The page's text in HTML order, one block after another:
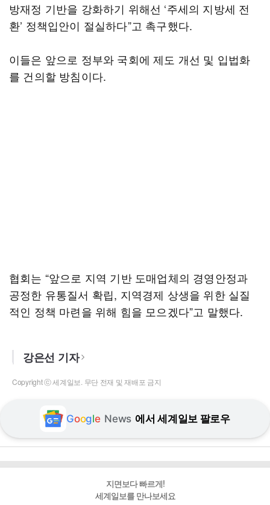
방재정 기반을 강화하기 위해선 ‘주세의 지방세 전
환’ 정책입안이 절실하다”고 촉구했다.
이들은 앞으로 정부와 국회에 제도 개선 및 입법화
를 건의할 방침이다.
협회는 “앞으로 지역 기반 도매업체의 경영안정과
공정한 유통질서 확립, 지역경제 상생을 위한 실질
적인 정책 마련을 위해 힘을 모으겠다”고 말했다.
강은선 기자
Copyright ⓒ 세계일보. 무단 전재 및 재배포 금지
Google News 에서 세계일보 팔로우
지면보다 빠르게!
세계일보를 만나보세요